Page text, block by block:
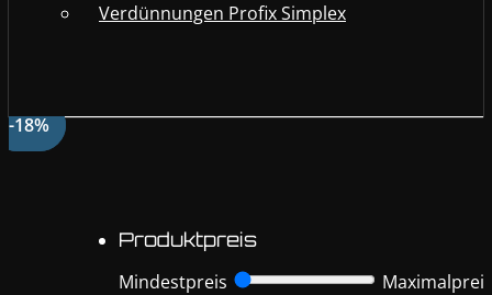
Verdünnungen Profix Simplex
Produktpreis
Mindestpreis
Maximalpreis
-1%
-18%